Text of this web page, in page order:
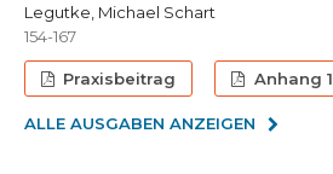
Legutke, Michael Schart
154-167
Praxisbeitrag Anhang 1
ALLE AUSGABEN ANZEIGEN